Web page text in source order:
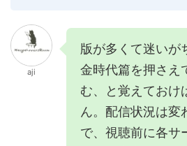
aji
版が多くて迷いが
金時代篇を押さえ
む、と覚えておけ
ん。配信状況は変
で、視聴前に各サ